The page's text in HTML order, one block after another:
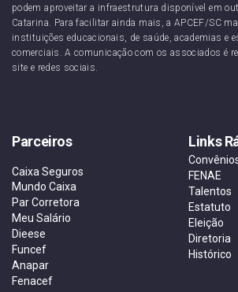
podem aproveitar a infraestrutura disponível em
Catarina. Para facilitar ainda mais, a APCEF/SC
instituições educacionais, de saúde, academias e
comerciais. A comunicação com os associados é
site e redes sociais.
Parceiros
Caixa Seguros
Mundo Caixa
Par Corretora
Meu Salário
Dieese
Funcef
Anapar
Fenacef
Links
FENAE
Talentos
Estatuto
Eleição
Diretoria
Histórico